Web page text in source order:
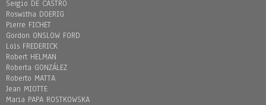
Sergio DE CASTRO
Roswitha DOERIG
Pierre FICHET
Gordon ONSLOW FORD
Loïs FREDERICK
Robert HELMAN
Roberta GONZÁLEZ
Roberto MATTA
Jean MIOTTE
Maria PAPA ROSTKOWSKA